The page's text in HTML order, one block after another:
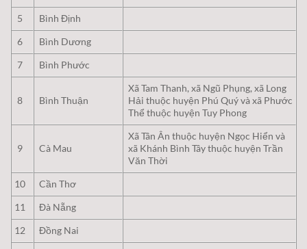
5
Bình Định
6
Bình Dương
7
Bình Phước
8 Bình Thuận
Xã Tam Thanh, xã Ngũ Phụng, xã Long
Hải thuộc huyện Phú Quý và xã Phước
Thể thuộc huyện Tuy Phong
9 Cà Mau
Xã Tân Ân thuộc huyện Ngọc Hiển và
xã Khánh Bình Tây thuộc huyện Trần
Văn Thời
10
Cần Thơ
11
Đà Nẵng
12
Đồng Nai